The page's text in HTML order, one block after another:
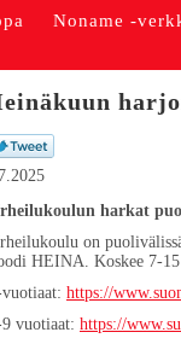
Noname -
harkat
on
HEINA. Koskee 7-
https://
vuotiaat: https://